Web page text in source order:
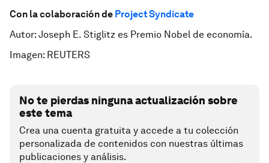
Con la colaboración de Project Syndicate
Autor: Joseph E. Stiglitz es Premio Nobel de economía.
Imagen: REUTERS
No te pierdas ninguna actualización sobre
este tema
Crea una cuenta gratuita y accede a tu colección
personalizada de contenidos con nuestras últimas
publicaciones y análisis.